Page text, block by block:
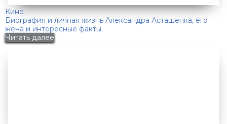
Кино
Биография и личная жизнь Александра Асташенка, его
жена и интересные факты
Читать далее